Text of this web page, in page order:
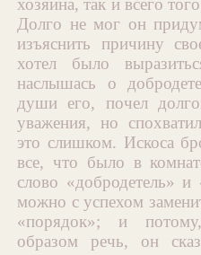
хозяина, так и всего
Долго не мог он
изъяснить причину
хотел было
наслышась о
души его, почел
уважения, но
это слишком. Искоса
все, что было в
слово «добродетель»
можно с успехом
«порядок»; и
образом речь, он